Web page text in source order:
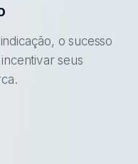
o sucesso
seus